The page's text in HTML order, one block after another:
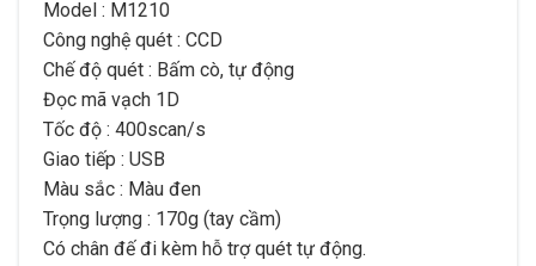
Model : M1210
Công nghệ quét : CCD
Chế độ quét : Bấm cò, tự động
Đọc mã vạch 1D
Tốc độ : 400scan/s
Giao tiếp : USB
Màu sắc : Màu đen
Trọng lượng : 170g (tay cầm)
Có chân đế đi kèm hỗ trợ quét tự động.